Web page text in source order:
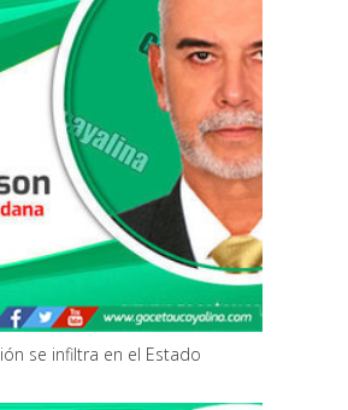
se infiltra en el Estado